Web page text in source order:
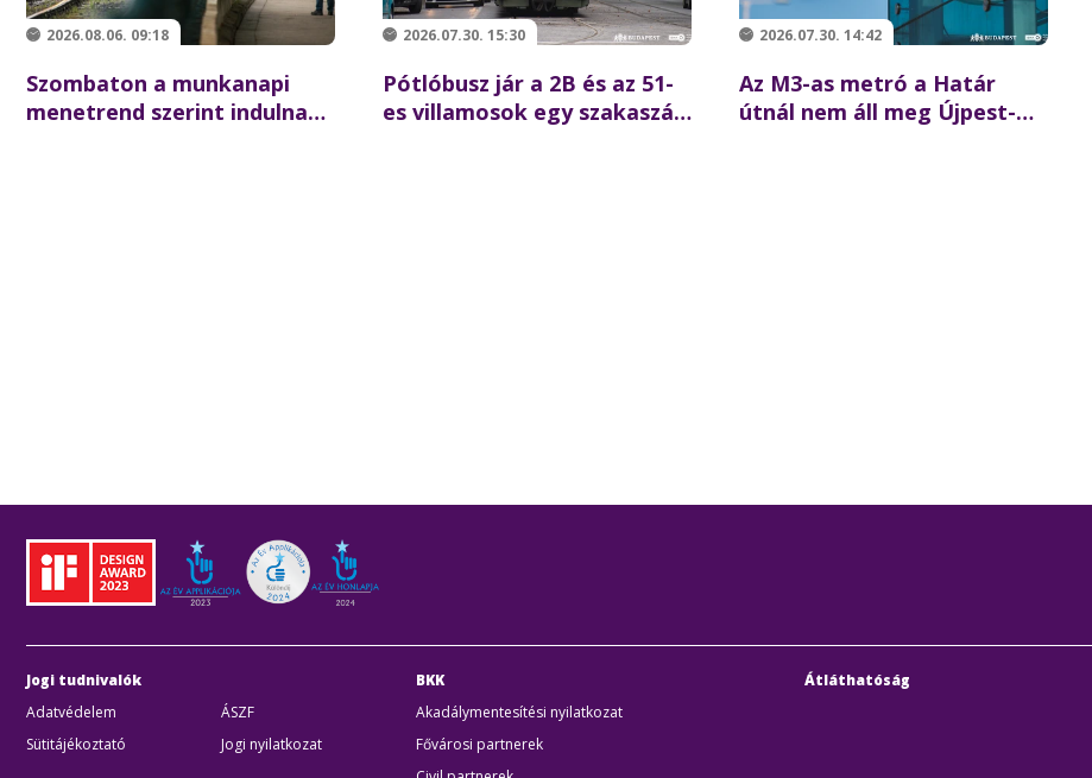
2026.08.06. 09:18
Szombaton a munkanapi
menetrend szerint indulnak
2026.07.30. 15:30
Pótlóbusz jár a 2B és az 51-
es villamosok egy szakaszán
2026.07.30. 14:42
Az M3-as metró a Határ
útnál nem áll meg Újpest-
Jogi tudnivalók
Adatvédelem
ÁSZF
Sütitájékoztató
Jogi nyilatkozat
BKK
Akadálymentesítési nyilatkozat
Fővárosi partnerek
Átláthatóság